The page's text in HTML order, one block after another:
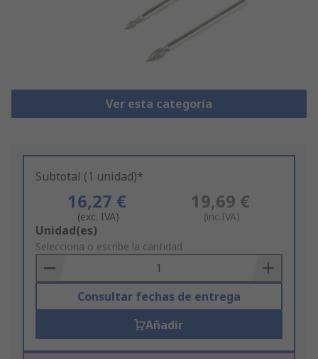
Ver esta categoría
Subtotal (1 unidad)*
16,27 €
(exc. IVA)
19,69 €
(inc.IVA)
Add
to
Basket
Unidad(es)
Selecciona o escribe la cantidad
Consultar fechas de entrega
Añadir